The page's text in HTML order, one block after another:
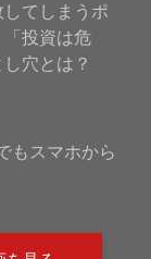
てしまうポ
投資は危
穴とは？
もスマホから